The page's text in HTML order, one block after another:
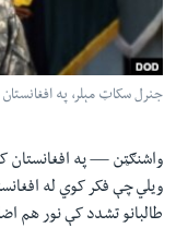
دلته
مخکې
مرکزي
واوړئ
اداریه
Learning English
جنرل سکاټ مېلر، په
واشنګټن —په افغانستان
ویلي چې فکر کوي له
طالبانو تشدد کې نور هم